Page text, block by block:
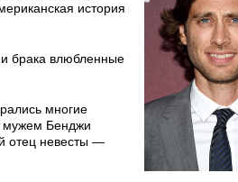
история
брака влюбленные
многие
мужем Бенджи
отец невесты —